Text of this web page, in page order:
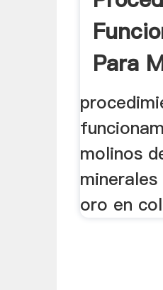
Para
Bolas
molinos
oro en